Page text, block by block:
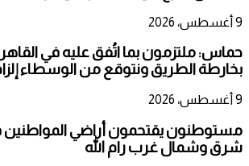
9 أغسطس، 2026
حماس: ملتزمون بما اتُفق عليه في
بخارطة الطريق ونتوقع من الوسطاء
9 أغسطس، 2026
مستوطنون يقتحمون أراضي
شرق وشمال غرب رام الله